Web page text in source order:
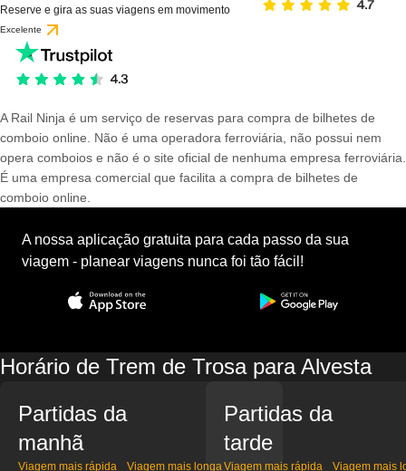
Reserve e gira as suas viagens em movimento
Excelente
A Rail Ninja é um serviço de reservas para compra de bilhetes de
comboio online. Não é uma operadora ferroviária, não possui nem
opera comboios e não é o site oficial de nenhuma empresa ferroviária.
É uma empresa comercial que facilita a compra de bilhetes de
comboio online.
A nossa aplicação gratuita para cada passo da sua
viagem - planear viagens nunca foi tão fácil!
Horário de Trem de Trosa para Alvesta
Partidas da
manhã
Viagem mais rápida Viagem mais longa
Partidas da
tarde
Viagem mais rápida Viagem mais